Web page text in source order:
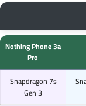
Nothing Phone 3a
Pro
Snapdragon 7s
Gen 3